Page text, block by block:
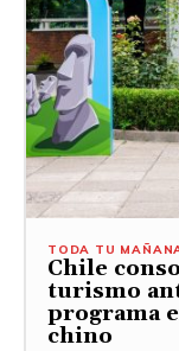
TODA TU
Chile
turismo
programa
chino